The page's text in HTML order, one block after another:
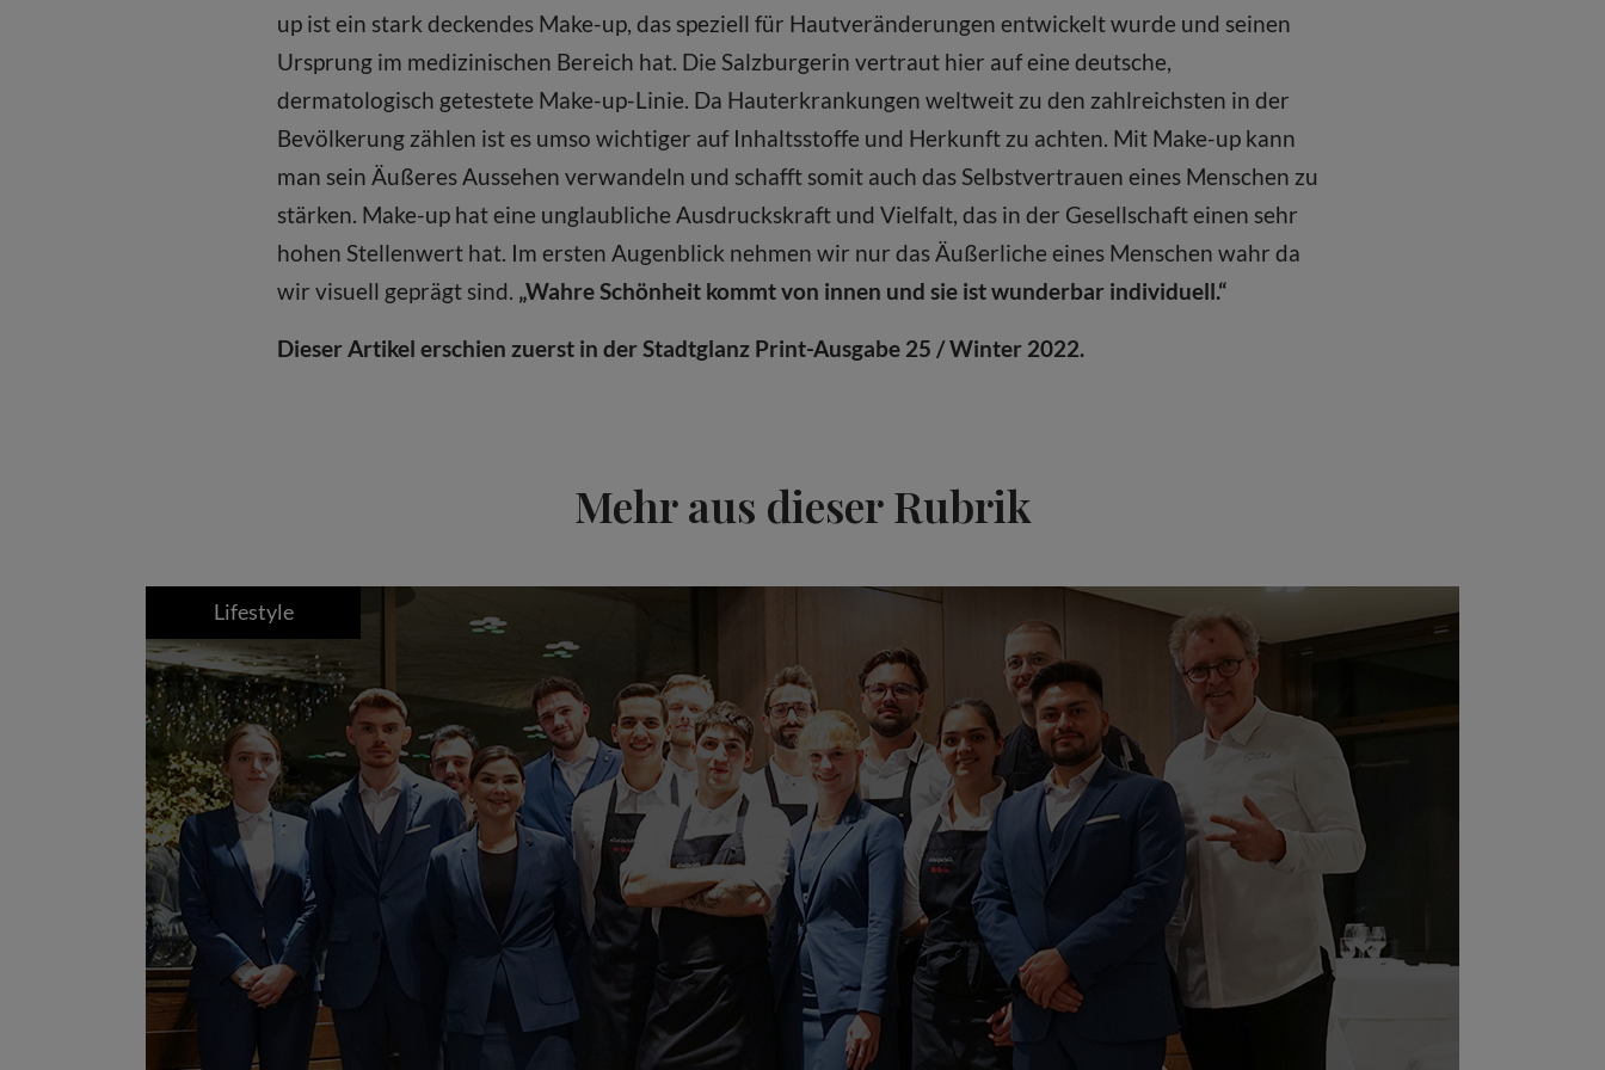
up ist ein stark deckendes Make-up, das speziell für Hautveränderungen entwickelt wurde und seinen
Ursprung im medizinischen Bereich hat. Die Salzburgerin vertraut hier auf eine deutsche,
dermatologisch getestete Make-up-Linie. Da Hauterkrankungen weltweit zu den zahlreichsten in der
Bevölkerung zählen ist es umso wichtiger auf Inhaltsstoffe und Herkunft zu achten. Mit Make-up kann
man sein Äußeres Aussehen verwandeln und schafft somit auch das Selbstvertrauen eines Menschen zu
stärken. Make-up hat eine unglaubliche Ausdruckskraft und Vielfalt, das in der Gesellschaft einen sehr
hohen Stellenwert hat. Im ersten Augenblick nehmen wir nur das Äußerliche eines Menschen wahr da
wir visuell geprägt sind. „Wahre Schönheit kommt von innen und sie ist wunderbar individuell.“
Dieser Artikel erschien zuerst in der Stadtglanz Print-Ausgabe 25 / Winter 2022.
Mehr aus dieser Rubrik
Lifestyle